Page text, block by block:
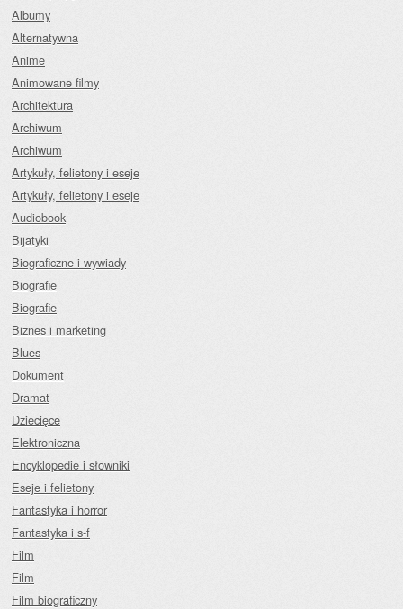
Albumy
Alternatywna
Anime
Animowane filmy
Architektura
Archiwum
Archiwum
Artykuły, felietony i eseje
Artykuły, felietony i eseje
Audiobook
Bijatyki
Biograficzne i wywiady
Biografie
Biografie
Biznes i marketing
Blues
Dokument
Dramat
Dziecięce
Elektroniczna
Encyklopedie i słowniki
Eseje i felietony
Fantastyka i horror
Fantastyka i s-f
Film
Film
Film biograficzny